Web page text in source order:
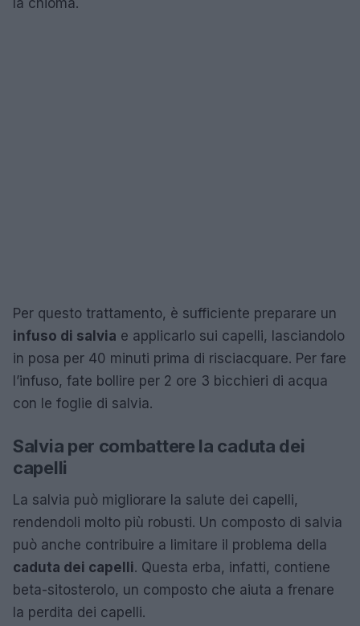
la chioma.
Per questo trattamento, è sufficiente preparare un
infuso di salvia e applicarlo sui capelli, lasciandolo
in posa per 40 minuti prima di risciacquare. Per fare
l’infuso, fate bollire per 2 ore 3 bicchieri di acqua
con le foglie di salvia.
Salvia per combattere la caduta dei
capelli
La salvia può migliorare la salute dei capelli,
rendendoli molto più robusti. Un composto di salvia
può anche contribuire a limitare il problema della
caduta dei capelli. Questa erba, infatti, contiene
beta-sitosterolo, un composto che aiuta a frenare
la perdita dei capelli.